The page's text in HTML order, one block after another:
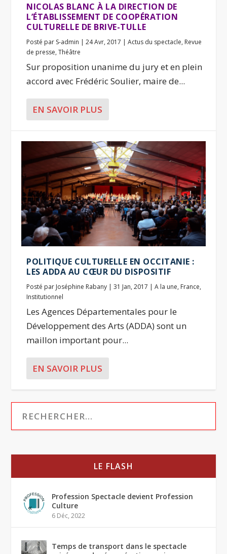
NICOLAS BLANC À LA DIRECTION DE
L’ÉTABLISSEMENT DE COOPÉRATION
CULTURELLE DE BRIVE-TULLE
Posté par S-admin |24 Avr, 2017 |Actus du spectacle, Revue
de presse,Théâtre
Sur proposition unanime du jury et en plein
accord avec Frédéric Soulier, maire de...
EN SAVOIR PLUS
POLITIQUE CULTURELLE EN OCCITANIE :
LES ADDA AU CŒUR DU DISPOSITIF
Posté par Joséphine Rabany |31 Jan, 2017 |A la une, France,
Institutionnel
Les Agences Départementales pour le
Développement des Arts (ADDA) sont un
maillon important pour...
EN SAVOIR PLUS
LE FLASH
Profession Spectacle devient Profession
Culture
6 Déc, 2022
Temps de transport dans le spectacle